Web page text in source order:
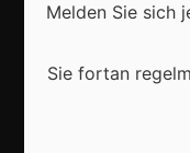
Karneval in
Melden Sie sich
Sie fortan